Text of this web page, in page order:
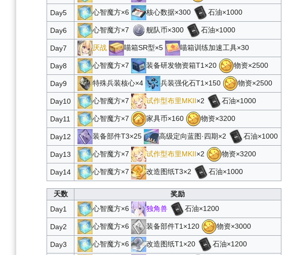
Day5 心智魔方×6 核心数据×300 石油×1000
Day6 心智魔方×7 舰队币×300 石油×1000
Day7 厌战 喵箱SR型×5 喵箱训练加速工具×30
Day8 心智魔方×7 装备研发物资箱T1×20 物资×2500
Day9 特殊兵装核心×4 兵装强化石T1×150 物资×2500
Day10 心智魔方×7 试作型布里MKII×2 石油×1000
Day11 心智魔方×7 家具币×160 物资×3200
Day12 装备部件T3×25 高级定向蓝图·四期×2 石油×1000
Day13 心智魔方×7 试作型布里MKII×2 物资×3200
Day14 心智魔方×7 改造图纸T3×2 石油×1000
天数
奖励
Day1
心智魔方×6 独角兽 石油×1200
Day2 心智魔方×6 装备部件T1×120 物资×3000
Day3 心智魔方×6 改造图纸T1×20 石油×1200